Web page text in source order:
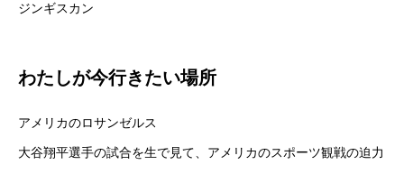
ジンギスカン
わたしが今行きたい場所
アメリカのロサンゼルス
大谷翔平選手の試合を生で見て、アメリカのスポーツ観戦の迫力